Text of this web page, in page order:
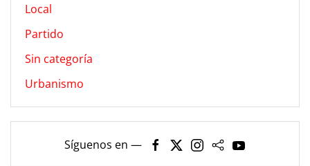
Local
Partido
Sin categoría
Urbanismo
Síguenos en —